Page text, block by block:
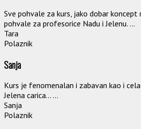
Sve pohvale za kurs, jako dobar
pohvale za profesorice Nadu i Jelenu. ...
Tara
Polaznik
Sanja
Kurs je fenomenalan i zabavan kao i
Jelena carica... ...
Sanja
Polaznik